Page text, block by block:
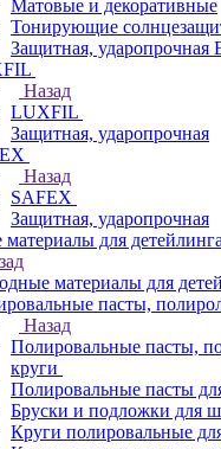
Матовые и декоративные
Тонирующие
Защитная, ударопрочная
Назад
LUXFIL
Защитная, ударопрочная
Назад
SAFEX
Защитная, ударопрочная
материалы для детейлинга
материалы для
пасты,
Назад
Полировальные пасты,
круги
Полировальные пасты
Бруски и подложки для
Круги полировальные